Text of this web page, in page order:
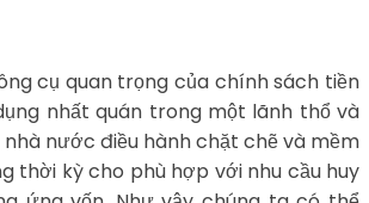
cụ quan trọng của chính sách tiền
nhất quán trong một lãnh thổ và
nước điều hành chặt chẽ và mềm
thời kỳ cho phù hợp với nhu cầu huy